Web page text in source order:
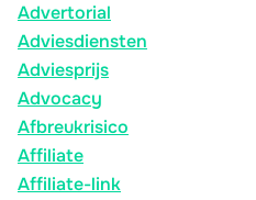
Advertorial
Adviesdiensten
Adviesprijs
Advocacy
Afbreukrisico
Affiliate
Affiliate-link